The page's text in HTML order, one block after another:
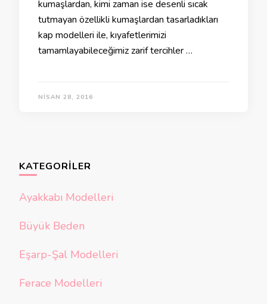
kumaşlardan, kimi zaman ise desenli sıcak
tutmayan özellikli kumaşlardan tasarladıkları
kap modelleri ile, kıyafetlerimizi
tamamlayabileceğimiz zarif tercihler …
NISAN 28, 2016
KATEGORILER
Ayakkabı Modelleri
Büyük Beden
Eşarp-Şal Modelleri
Ferace Modelleri